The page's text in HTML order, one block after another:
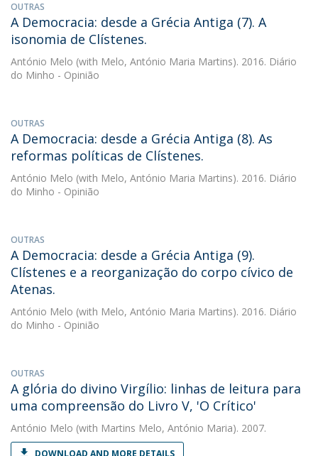
OUTRAS
A Democracia: desde a Grécia Antiga (7). A
isonomia de Clístenes.
António Melo (with Melo, António Maria Martins). 2016. Diário
do Minho - Opinião
OUTRAS
A Democracia: desde a Grécia Antiga (8). As
reformas políticas de Clístenes.
António Melo (with Melo, António Maria Martins). 2016. Diário
do Minho - Opinião
OUTRAS
A Democracia: desde a Grécia Antiga (9).
Clístenes e a reorganização do corpo cívico de
Atenas.
António Melo (with Melo, António Maria Martins). 2016. Diário
do Minho - Opinião
OUTRAS
A glória do divino Virgílio: linhas de leitura para
uma compreensão do Livro V, 'O Crítico'
António Melo (with Martins Melo, António Maria). 2007.
DOWNLOAD AND MORE DETAILS